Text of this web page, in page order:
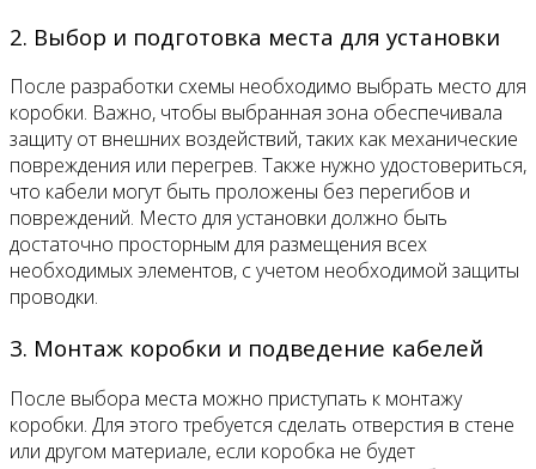
2. Выбор и подготовка места для установки
После разработки схемы необходимо выбрать место для
коробки. Важно, чтобы выбранная зона обеспечивала
защиту от внешних воздействий, таких как механические
повреждения или перегрев. Также нужно удостовериться,
что кабели могут быть проложены без перегибов и
повреждений. Место для установки должно быть
достаточно просторным для размещения всех
необходимых элементов, с учетом необходимой защиты
проводки.
3. Монтаж коробки и подведение кабелей
После выбора места можно приступать к монтажу
коробки. Для этого требуется сделать отверстия в стене
или другом материале, если коробка не будет